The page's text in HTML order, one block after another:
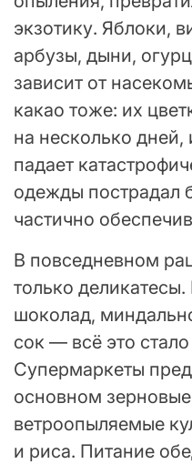
экзотику. Яблоки,
арбузы, дыни,
зависит от
какао тоже: их
на несколько
падает
одежды пострадал
частично
В повседневном
только
шоколад,
сок — всё это
Супермаркеты
основном
ветроопыляемые
и риса. Питание